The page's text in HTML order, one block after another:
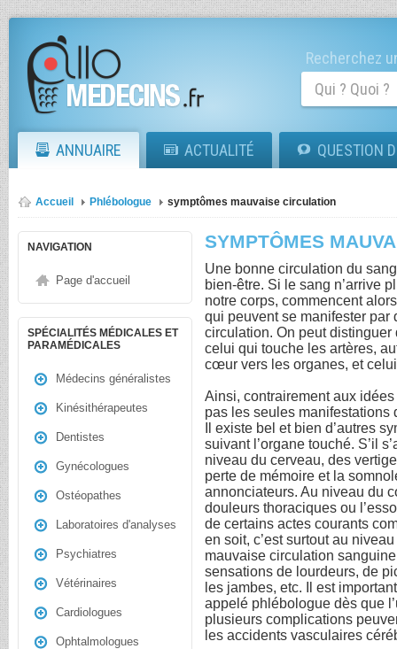
Recherchez
ANNUAIRE ACTUALITÉ QUESTION
Accueil Phlébologue symptômes mauvaise circulation
NAVIGATION
Page d'accueil
SPÉCIALITÉS MÉDICALES ET
PARAMÉDICALES
Médecins généralistes
Kinésithérapeutes
Dentistes
Gynécologues
Ostéopathes
Laboratoires d'analyses
Psychiatres
Vétérinaires
Cardiologues
Ophtalmologues
SYMPTÔMES
Une bonne circulation du
bien-être. Si le sang n’arrive
notre corps, commencent
qui peuvent se manifester
circulation. On peut
celui qui touche les artères,
cœur vers les organes, et
Ainsi, contrairement aux
pas les seules manifestations
Il existe bel et bien d’autres
suivant l’organe touché. S’il
niveau du cerveau, des
perte de mémoire et la
annonciateurs. Au niveau du
douleurs thoraciques ou
de certains actes courants
en soit, c’est surtout au
mauvaise circulation
sensations de lourdeurs, de
les jambes, etc. Il est
appelé phlébologue dès que
plusieurs complications
les accidents vasculaires